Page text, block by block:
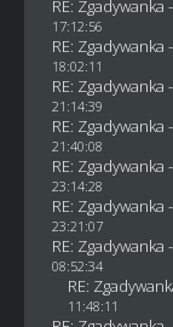
RE: Zgadywanka
17:12:56
RE: Zgadywanka
18:02:11
RE: Zgadywanka
21:14:39
RE: Zgadywanka
21:40:08
RE: Zgadywanka
23:14:28
RE: Zgadywanka
23:21:07
RE: Zgadywanka
08:52:34
RE:
11:48:11